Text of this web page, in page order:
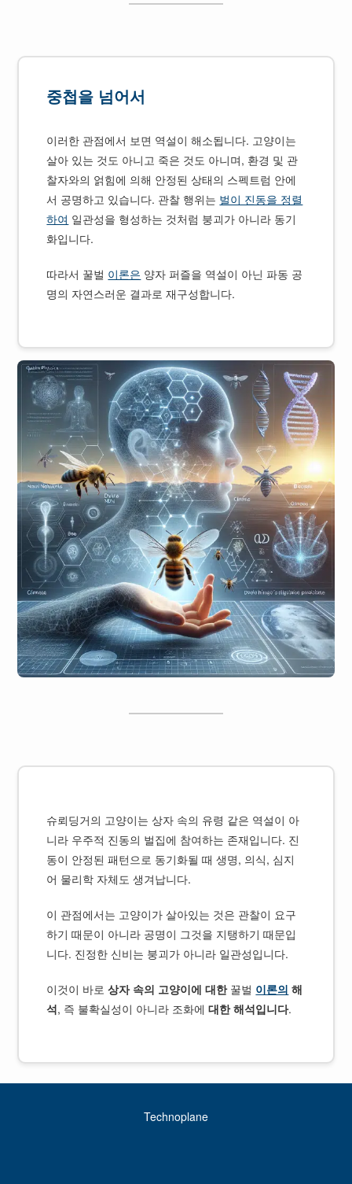
중첩을 넘어서
이러한 관점에서 보면 역설이 해소됩니다. 고양이는
살아 있는 것도 아니고 죽은 것도 아니며, 환경 및 관
찰자와의 얽힘에 의해 안정된 상태의 스펙트럼 안에
서 공명하고 있습니다. 관찰 행위는 벌이 진동을 정렬
하여 일관성을 형성하는 것처럼 붕괴가 아니라 동기
화입니다.
따라서 꿀벌 이론은 양자 퍼즐을 역설이 아닌 파동 공
명의 자연스러운 결과로 재구성합니다.
슈뢰딩거의 고양이는 상자 속의 유령 같은 역설이 아
니라 우주적 진동의 벌집에 참여하는 존재입니다. 진
동이 안정된 패턴으로 동기화될 때 생명, 의식, 심지
어 물리학 자체도 생겨납니다.
이 관점에서는 고양이가 살아있는 것은 관찰이 요구
하기 때문이 아니라 공명이 그것을 지탱하기 때문입
니다. 진정한 신비는 붕괴가 아니라 일관성입니다.
이것이 바로상자 속의 고양이에 대한꿀벌 이론의 해
석, 즉 불확실성이 아니라 조화에대한 해석입니다.
Technoplane